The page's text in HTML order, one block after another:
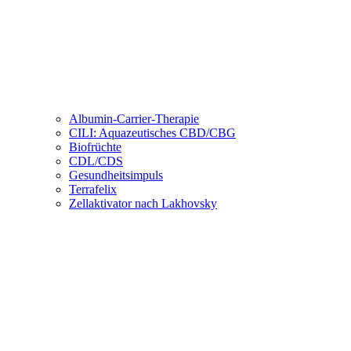
Albumin-Carrier-Therapie
CILI: Aquazeutisches CBD/CBG
Biofrüchte
CDL/CDS
Gesundheitsimpuls
Terrafelix
Zellaktivator nach Lakhovsky